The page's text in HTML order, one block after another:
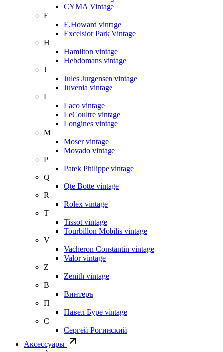
CYMA Vintage
E
E.Howard vintage
Excelsior Park Vintage
H
Hamilton vintage
Hebdomans vintage
J
Jules Jurgensen vintage
Juvenia vintage
L
Laco vintage
LeCoultre vintage
Longines vintage
M
Moser vintage
Movado vintage
P
Patek Philippe vintage
Q
Qte Botte vintage
R
Rolex vintage
T
Tissot vintage
Tourbillon Mobilis vintage
V
Vacheron Constantin vintage
Valor vintage
Z
Zenith vintage
В
Винтеръ
П
Павел Буре vintage
С
Сергей Рогинский
Аксессуары